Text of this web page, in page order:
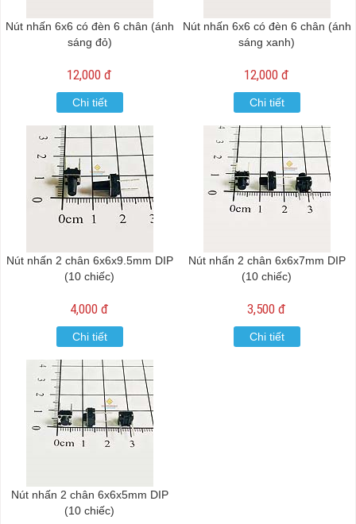
Nút nhấn 6x6 có đèn 6 chân (ánh
sáng đỏ)
12,000 đ
Chi tiết
Nút nhấn 6x6 có đèn 6 chân (ánh
sáng xanh)
12,000 đ
Chi tiết
Nút nhấn 2 chân 6x6x9.5mm DIP
(10 chiếc)
4,000 đ
Chi tiết
Nút nhấn 2 chân 6x6x7mm DIP
(10 chiếc)
3,500 đ
Chi tiết
Nút nhấn 2 chân 6x6x5mm DIP
(10 chiếc)